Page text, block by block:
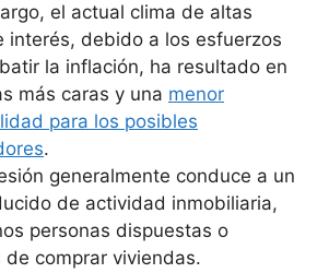
el actual clima de altas
interés, debido a los esfuerzos
la inflación, ha resultado en
más caras y una menor
para los posibles
.
generalmente conduce a un
de actividad inmobiliaria,
personas dispuestas o
de comprar viviendas.